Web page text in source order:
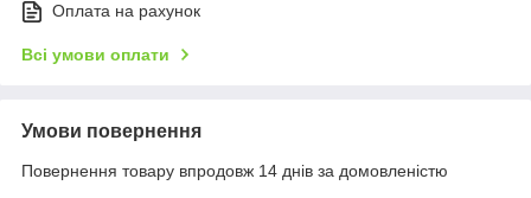
Оплата на рахунок
Всі умови оплати
Умови повернення
Повернення товару впродовж 14 днів за домовленістю